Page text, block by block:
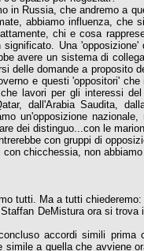
in Russia, che andremo a
abbiamo influenza, che
chi e cosa
Una
avere un sistema di
delle domande a proposito
e questi 'oppositori'
lavori per gli interessi
dall'Arabia Saudita,
un'opposizione
dei distinguo...con le
con gruppi di
chicchessia, non
tutti. Ma a tutti
DeMistura ora si
accordi simili
a quella che avviene